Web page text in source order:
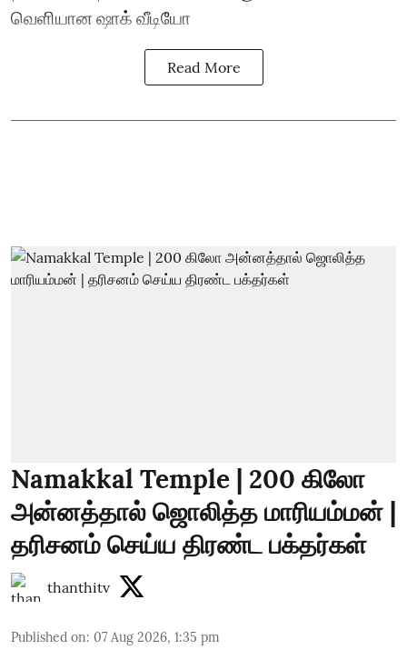
வெளியான ஷாக் வீடியோ
Read More
Namakkal Temple | 200 கிலோ
அன்னத்தால் ஜொலித்த மாரியம்மன் |
தரிசனம் செய்ய திரண்ட பக்தர்கள்
thanthitv
Published on: 07 Aug 2026, 1:35 pm